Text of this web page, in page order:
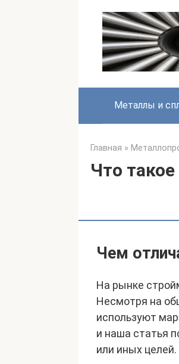
Металлы и
Главная »
Что
Чем
На рынке
Несмотря на
используют
и наша статья
или иных целей.